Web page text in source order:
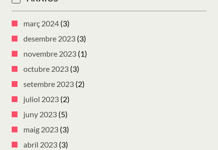
març 2024 (3)
desembre 2023 (3)
novembre 2023 (1)
octubre 2023 (3)
setembre 2023 (2)
juliol 2023 (2)
juny 2023 (5)
maig 2023 (3)
abril 2023 (3)